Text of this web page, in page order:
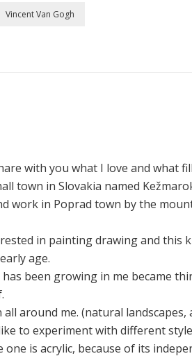
Vincent Van Gogh
with you what I love and what
town in Slovakia named
work in Poprad town by the
in painting drawing and this
age.
been growing in me became
around me. (natural landscapes,
to experiment with different
is acrylic, because of its